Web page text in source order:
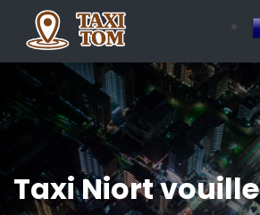
Taxi Niort vouille